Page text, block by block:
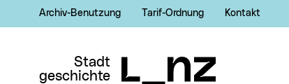
Zur Navigation
Archiv-Benutzung Tarif-Ordnung Kontakt
Stadt
geschichte